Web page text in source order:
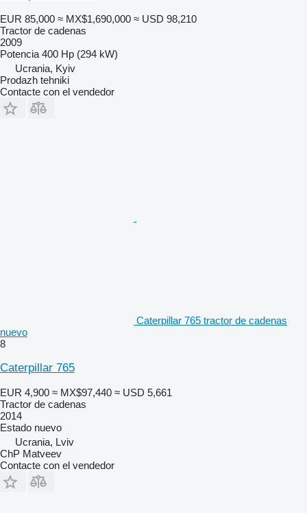
EUR 85,000 ≈ MX$1,690,000 ≈ USD 98,210
Tractor de cadenas
2009
Potencia 400 Hp (294 kW)
Ucrania, Kyiv
Prodazh tehniki
Contacte con el vendedor
Caterpillar 765 tractor de cadenas
nuevo
8
Caterpillar 765
EUR 4,900 ≈ MX$97,440 ≈ USD 5,661
Tractor de cadenas
2014
Estado nuevo
Ucrania, Lviv
ChP Matveev
Contacte con el vendedor